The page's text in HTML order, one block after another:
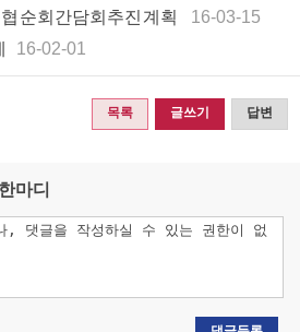
순회간담회 추진 계획
16-03-15
16-02-01
목록 글쓰기 답변
마디